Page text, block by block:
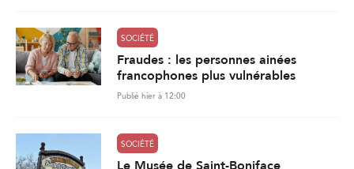
SOCIÉTÉ
Fraudes : les personnes ainées
francophones plus vulnérables
Publié hier à 12:00
SOCIÉTÉ